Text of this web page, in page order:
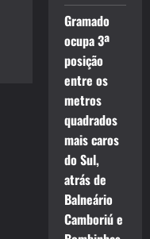
Gramado
ocupa 3ª
posição
entre os
metros
quadrados
mais caros
do Sul,
atrás de
Balneário
Camboriú e